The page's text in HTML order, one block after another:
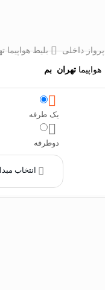
پرواز داخلی
بلیط هواپیما
هواپیما تهران بم
یک طرفه
دوطرفه
انتخاب مبدا